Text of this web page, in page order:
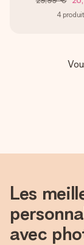
4
Les
avec